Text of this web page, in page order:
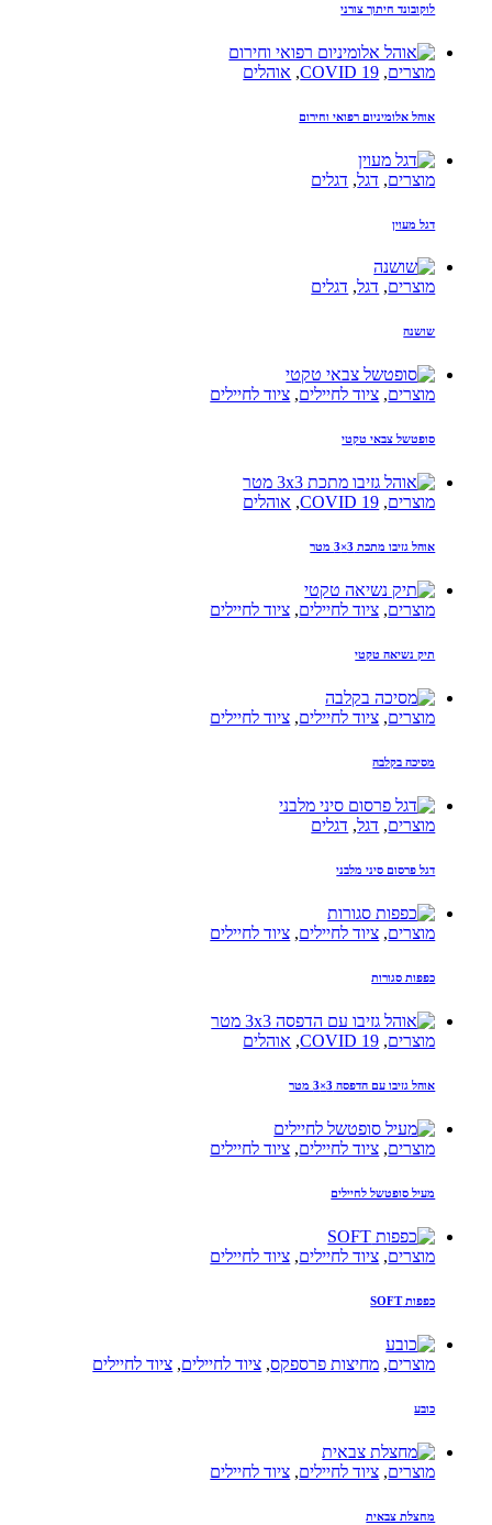
לוקובונד חיתוך צורני
מוצרים,
COVID 19
, אוהלים
אוהל אלומיניום רפואי וחירום
מוצרים, דגל, דגלים
דגל מעוין
מוצרים, דגל, דגלים
שושנה
מוצרים, ציוד לחיילים, ציוד לחיילים
סופטשל צבאי טקטי
מוצרים,
COVID 19
, אוהלים
אוהל גזיבו מתכת 3×3 מטר
מוצרים, ציוד לחיילים, ציוד לחיילים
תיק נשיאה טקטי
מוצרים, ציוד לחיילים, ציוד לחיילים
מסיכה בקלבה
מוצרים, דגל, דגלים
דגל פרסום סיני מלבני
מוצרים, ציוד לחיילים, ציוד לחיילים
כפפות סגורות
מוצרים,
COVID 19
, אוהלים
אוהל גזיבו עם הדפסה 3×3 מטר
מוצרים, ציוד לחיילים, ציוד לחיילים
מעיל סופטשל לחיילים
מוצרים, ציוד לחיילים, ציוד לחיילים
כפפות SOFT
מוצרים, מחיצות פרספקס, ציוד לחיילים, ציוד לחיילים
כובע
מוצרים, ציוד לחיילים, ציוד לחיילים
מחצלת צבאית